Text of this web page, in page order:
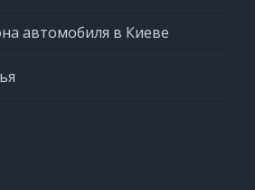
автомобиля в Киеве